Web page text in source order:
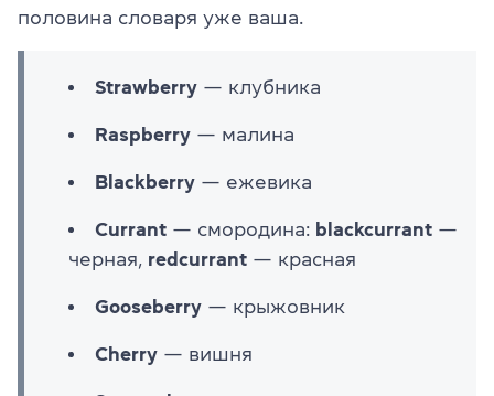
половина словаря уже ваша.
Strawberry — клубника
Raspberry — малина
Blackberry — ежевика
Currant — смородина: blackcurrant —
черная, redcurrant — красная
Gooseberry — крыжовник
Cherry — вишня